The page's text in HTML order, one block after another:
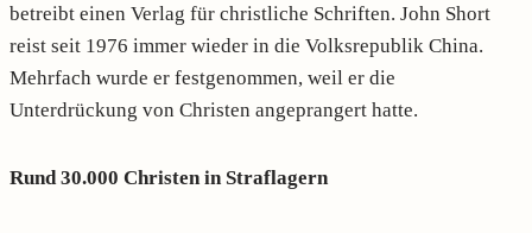
betreibt einen Verlag für christliche Schriften. John Short
reist seit 1976 immer wieder in die Volksrepublik China.
Mehrfach wurde er festgenommen, weil er die
Unterdrückung von Christen angeprangert hatte.
Rund 30.000 Christen in Straflagern